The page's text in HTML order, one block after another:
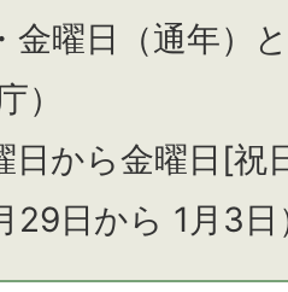
金曜日（通年）と
）
日から金曜日[祝
29日から 1月3